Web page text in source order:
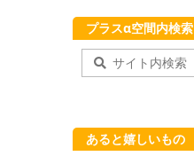
プラスα空間内検索
あると嬉しいもの